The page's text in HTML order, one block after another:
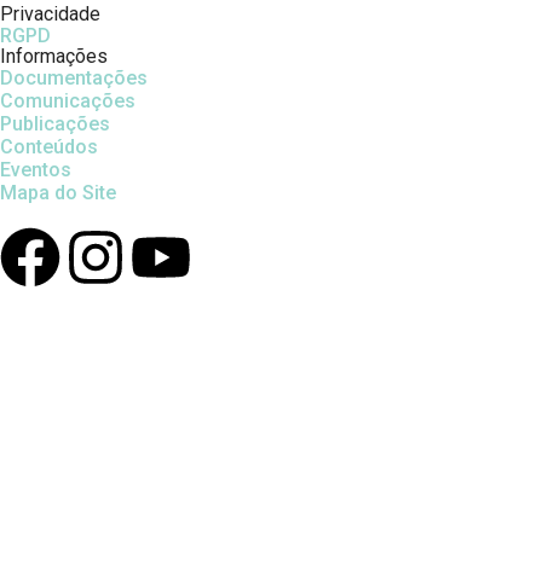
Privacidade
RGPD
Informações
Documentações
Comunicações
Publicações
Conteúdos
Eventos
Mapa do Site